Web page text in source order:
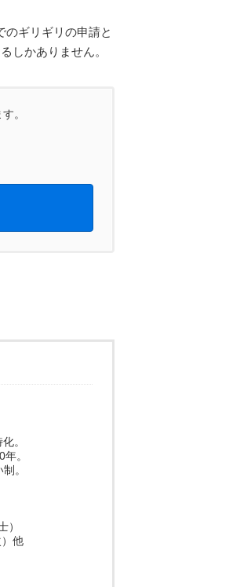
のギリギリの申請と
しかありません。
。
。
。
。
）
他